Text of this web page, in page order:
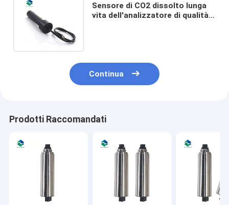
Sensore di CO2 dissolto lunga
vita dell'analizzatore di qualità
Continua
Prodotti Raccomandati